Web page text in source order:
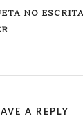
NO
A REPLY